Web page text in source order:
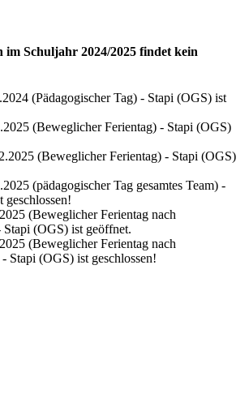
im Schuljahr 2024/2025 findet kein
(Pädagogischer Tag) - Stapi (OGS) ist
(Beweglicher Ferientag) - Stapi (OGS)
(Beweglicher Ferientag) - Stapi (OGS)
(pädagogischer Tag gesamtes Team) -
geschlossen!
(Beweglicher Ferientag nach
(OGS) ist geöffnet.
(Beweglicher Ferientag nach
Stapi (OGS) ist geschlossen!